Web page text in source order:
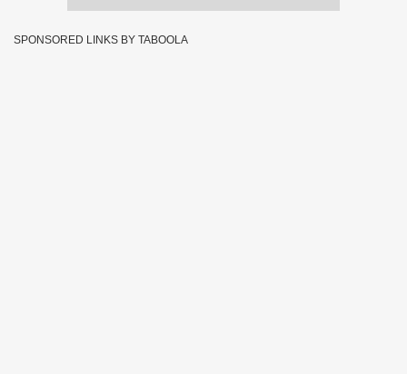
SPONSORED LINKS BY TABOOLA